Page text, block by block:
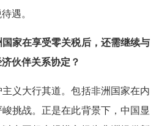
遇。
家在享受零关税后，还需继续与
伙伴关系协定？
大行其道。包括非洲国家在内
挑战。正是在此背景下，中国显